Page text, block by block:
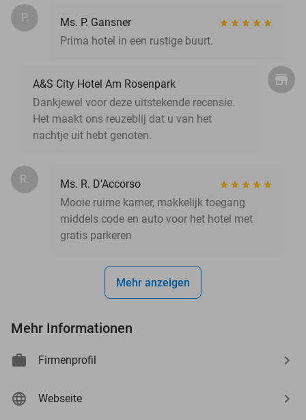
P.
Ms. P. Gansner
Prima hotel in een rustige buurt.
A&S City Hotel Am Rosenpark
Dankjewel voor deze uitstekende recensie.
Het maakt ons reuzeblij dat u van het
nachtje uit hebt genoten.
R.
Ms. R. D'Accorso
Mooie ruime kamer, makkelijk toegang
middels code en auto voor het hotel met
gratis parkeren
Mehr anzeigen
Mehr Informationen
Firmenprofil
Webseite